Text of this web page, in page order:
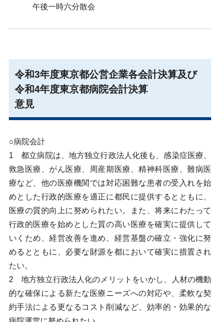
午後一時六分散会
令和3年度東京都公営企業各会計決算及び
令和4年度東京都病院会計決算
意見
○病院会計
1 都立病院は、地方独立行政法人化後も、感染症医療、
救急医療、がん医療、周産期医療、精神科医療、難病医
療など、他の医療機関では対応困難な患者の受入れを始
めとした行政的医療を適正に都民に提供するとともに、
医療の質的向上に努められたい。また、将来にわたって
行政的医療を始めとした質の高い医療を確実に提供して
いくため、経営改善を進め、経営基盤の確立・強化に努
めるとともに、必要な財源を都において確実に措置され
たい。
2 地方独立行政法人化のメリットをいかし、人材の機動
的な確保による新たな医療ニーズへの対応や、柔軟な契
約手法による更なるコスト削減など、効率的・効果的な